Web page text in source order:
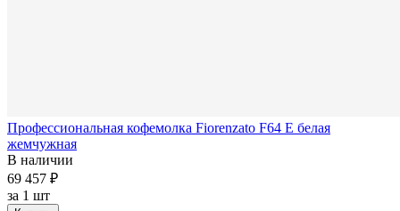
Профессиональная кофемолка Fiorenzato F64 E белая
жемчужная
В наличии
69 457 ₽
за 1 шт